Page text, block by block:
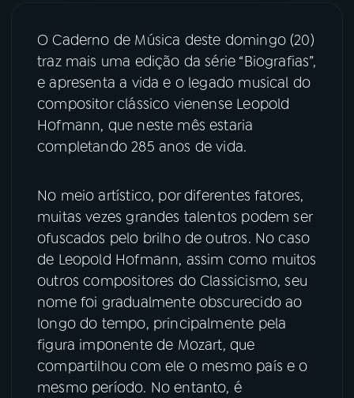
YouTube Facebook
Instagram X
O Caderno de Música deste domingo (20)
traz mais uma edição da série “Biografias”,
e apresenta a vida e o legado musical do
compositor clássico vienense Leopold
Hofmann, que neste mês estaria
completando 285 anos de vida.
No meio artístico, por diferentes fatores,
muitas vezes grandes talentos podem ser
ofuscados pelo brilho de outros. No caso
de Leopold Hofmann, assim como muitos
outros compositores do Classicismo, seu
nome foi gradualmente obscurecido ao
longo do tempo, principalmente pela
figura imponente de Mozart, que
compartilhou com ele o mesmo país e o
mesmo período. No entanto, é